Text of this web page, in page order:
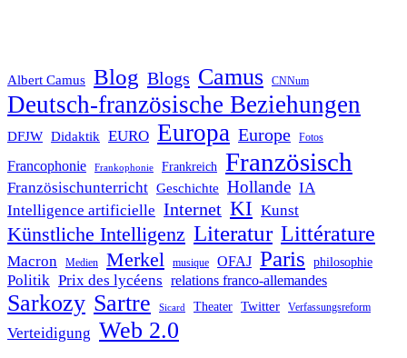
Albert Camus Blog Blogs Camus CNNum
Deutsch-französische Beziehungen
DFJW Didaktik EURO Europa Europe Fotos
Francophonie Frankophonie Frankreich Französisch
Französischunterricht Geschichte Hollande IA
Intelligence artificielle Internet KI Kunst
Künstliche Intelligenz Literatur Littérature
Macron Medien Merkel musique OFAJ Paris philosophie
Politik Prix des lycéens relations franco-allemandes
Sarkozy Sartre Sicard Theater Twitter Verfassungsreform
Verteidigung Web 2.0